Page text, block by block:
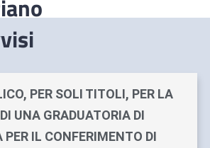
PER SOLI TITOLI, PER LA
UNA GRADUATORIA DI
IL CONFERIMENTO DI